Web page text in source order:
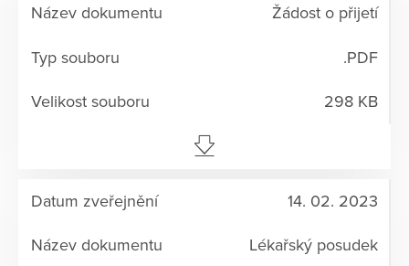
Žádost o přijetí
.PDF
298 KB
14. 02. 2023
Lékařský posudek